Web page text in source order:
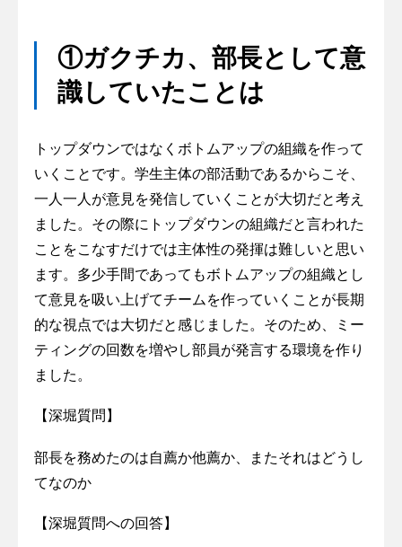
①ガクチカ、部長として意
識していたことは
トップダウンではなくボトムアップの組織を作って
いくことです。学生主体の部活動であるからこそ、
一人一人が意見を発信していくことが大切だと考え
ました。その際にトップダウンの組織だと言われた
ことをこなすだけでは主体性の発揮は難しいと思い
ます。多少手間であってもボトムアップの組織とし
て意見を吸い上げてチームを作っていくことが長期
的な視点では大切だと感じました。そのため、ミー
ティングの回数を増やし部員が発言する環境を作り
ました。
【深堀質問】
部長を務めたのは自薦か他薦か、またそれはどうし
てなのか
【深堀質問への回答】